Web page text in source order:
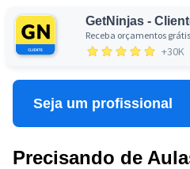
GetNinjas -
Receba orçamentos grátis
+30K
Seja um profissional
Precisando de